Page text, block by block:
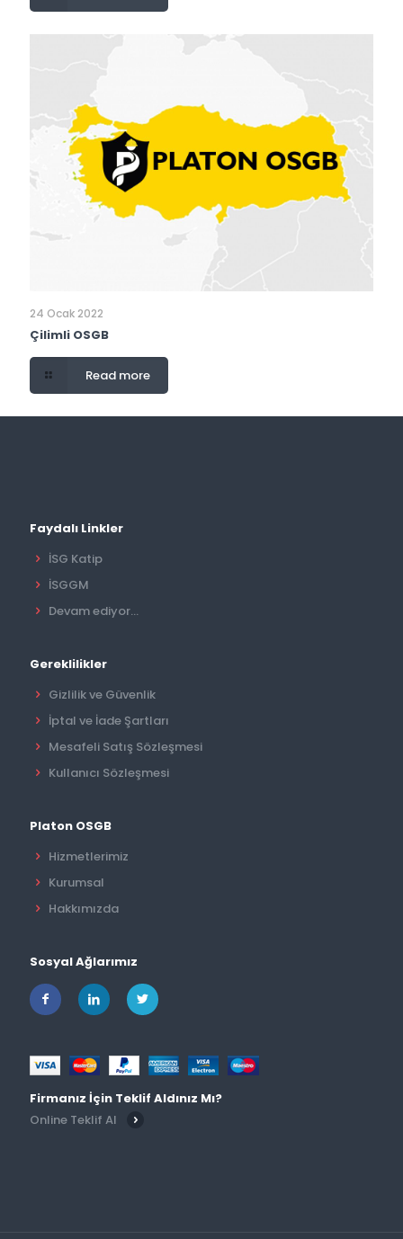
24 Ocak 2022
Çilimli OSGB
Read more
Faydalı Linkler
İSG Katip
İSGGM
Devam ediyor...
Gereklilikler
Gizlilik ve Güvenlik
İptal ve İade Şartları
Mesafeli Satış Sözleşmesi
Kullanıcı Sözleşmesi
Platon OSGB
Hizmetlerimiz
Kurumsal
Hakkımızda
Sosyal Ağlarımız
Firmanız İçin Teklif Aldınız Mı?
Online Teklif Al